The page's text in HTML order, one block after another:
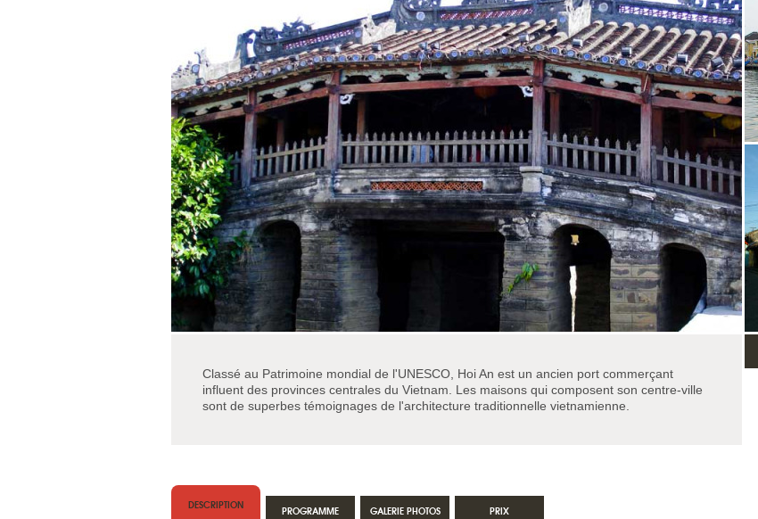
Classé au Patrimoine mondial de l'UNESCO, Hoi An est un ancien port commerçant
influent des provinces centrales du Vietnam. Les maisons qui composent son centre-ville
sont de superbes témoignages de l'architecture traditionnelle vietnamienne.
DESCRIPTION PROGRAMME GALERIE PHOTOS PRIX